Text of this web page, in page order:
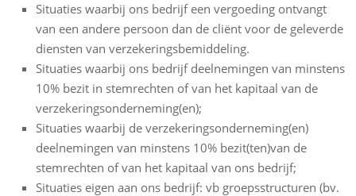
Situaties waarbij ons bedrijf een vergoeding ontvangt
van een andere persoon dan de cliënt voor de geleverde
diensten van verzekeringsbemiddeling.
Situaties waarbij ons bedrijf deelnemingen van minstens
10% bezit in stemrechten of van het kapitaal van de
verzekeringsonderneming(en);
Situaties waarbij de verzekeringsonderneming(en)
deelnemingen van minstens 10% bezit(ten)van de
stemrechten of van het kapitaal van ons bedrijf;
Situaties eigen aan ons bedrijf: vb groepsstructuren (bv.